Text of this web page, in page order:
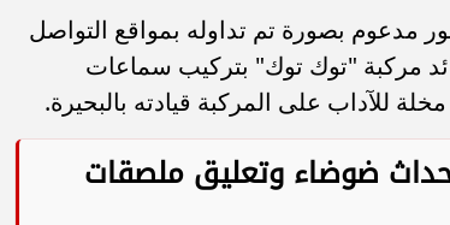
مدعوم بصورة تم تداوله بمواقع التواصل
مركبة "توك توك" بتركيب سماعات
على المركبة قيادته بالبحيرة.
ضوضاء وتعليق ملصقات
ممرضة
محافظ القاهرة يعتمد جدول إمتحانات الدور
الثاني للعام الدراسي ٢٠٢٥...